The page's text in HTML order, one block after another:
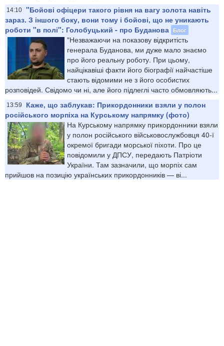
14:10 "Бойові офіцери такого рівня на вагу золота навіть
зараз. З іншого боку, вони тому і бойові, що не уникають
роботи "в полі": Голобуцький - про Буданова Блог
"Незважаючи на показову відкритість
генерала Буданова, ми дуже мало знаємо
про його реальну роботу. При цьому,
найцікавіші факти його біографії найчастіше
стають відомими не з його особистих
розповідей. Свідомо чи ні, але його підлеглі часто обмовляють...
13:59
Каже, що заблукав: Прикордонники взяли у полон
російського морпіха на Курському напрямку (фото)
На Курському напрямку прикордонники взяли
у полон російського військовослужбовця 40-ї
окремої бригади морської піхоти. Про це
повідомили у ДПСУ, передають Патріоти
України. Там зазначили, що морпіх сам
прийшов на позицію українських прикордонників — ві...